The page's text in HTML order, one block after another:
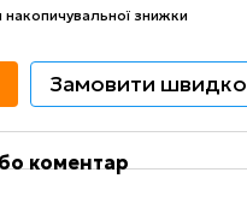
знижки
Замовити швидко
коментар